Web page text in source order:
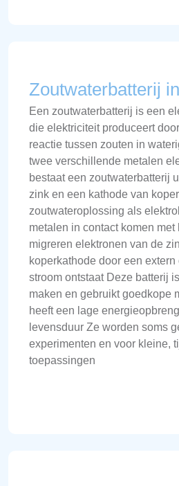
Zoutwaterbatterij
Een zoutwaterbatterij is een
die elektriciteit produceert
reactie tussen zouten in
twee verschillende metalen
bestaat een zoutwaterbatterij
zink en een kathode van
zoutwateroplossing als
metalen in contact komen met
migreren elektronen van de
koperkathode door een
stroom ontstaat Deze batterij
maken en gebruikt goedkope
heeft een lage
levensduur Ze worden soms
experimenten en voor kleine,
toepassingen